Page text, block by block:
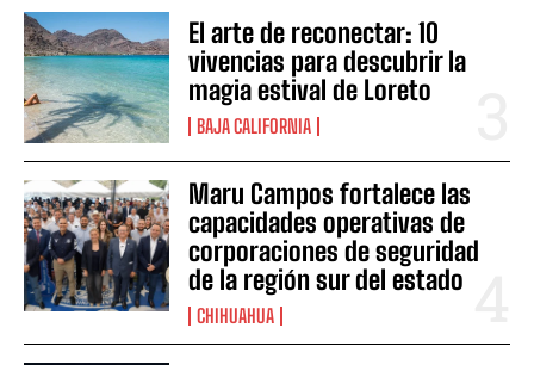
El arte de reconectar: 10
vivencias para descubrir la
magia estival de Loreto
BAJA CALIFORNIA
Maru Campos fortalece las
capacidades operativas de
corporaciones de seguridad
de la región sur del estado
CHIHUAHUA